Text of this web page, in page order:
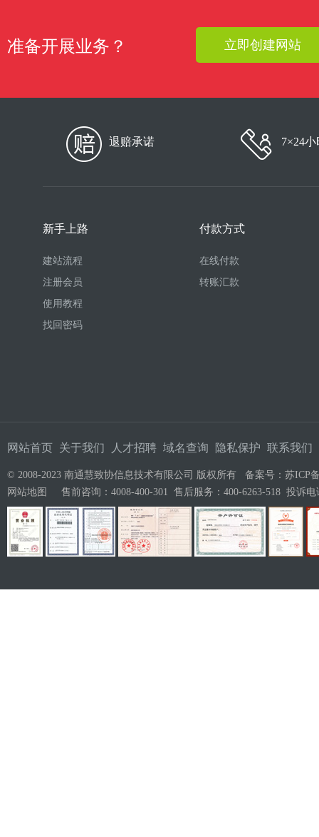
准备开展业务？ 立即创建网站
退赔承诺 7×24
新手上路
建站流程
注册会员
使用教程
找回密码
付款方式
在线付款
转账汇款
网站首页 关于我们 人才招聘 域名查询 隐私保护 联系我们
© 2008-2023 南通慧致协信息技术有限公司 版权所有 备案号： 苏ICP
网站地图
售前咨询：4008-400-301 售后服务：400-6263-518 投诉